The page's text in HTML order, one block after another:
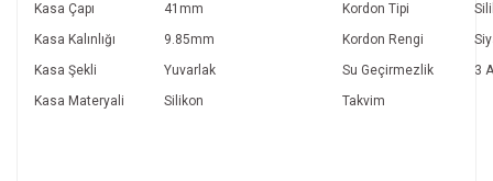
Kasa Çapı
41mm Kordon Tipi
Kasa Kalınlığı
9.85mm Kordon Rengi
Kasa Şekli
Yuvarlak Su Geçirmezlik
3
Kasa Materyali
Silikon Takvim